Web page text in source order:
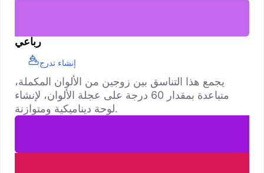
رباعي
إنشاء تدرج
يجمع هذا التناسق بين زوجين من الألوان المكملة،
متباعدة بمقدار 60 درجة على عجلة الألوان، لإنشاء
لوحة ديناميكية ومتوازنة.